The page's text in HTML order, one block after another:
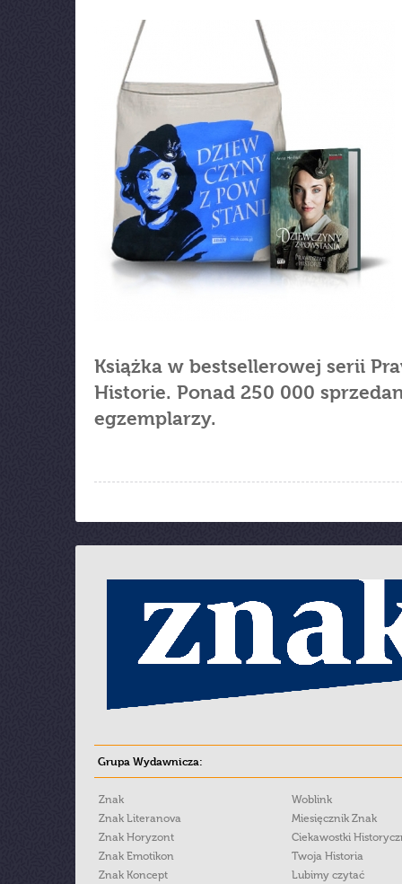
Książka w bestsellerowej serii
Historie. Ponad 250 000
egzemplarzy.
Grupa Wydawnicza:
Znak
Znak Literanova
Znak Horyzont
Znak Emotikon
Znak Koncept
Woblink
Miesięcznik Znak
Ciekawostki
Twoja Historia
Lubimy czytać